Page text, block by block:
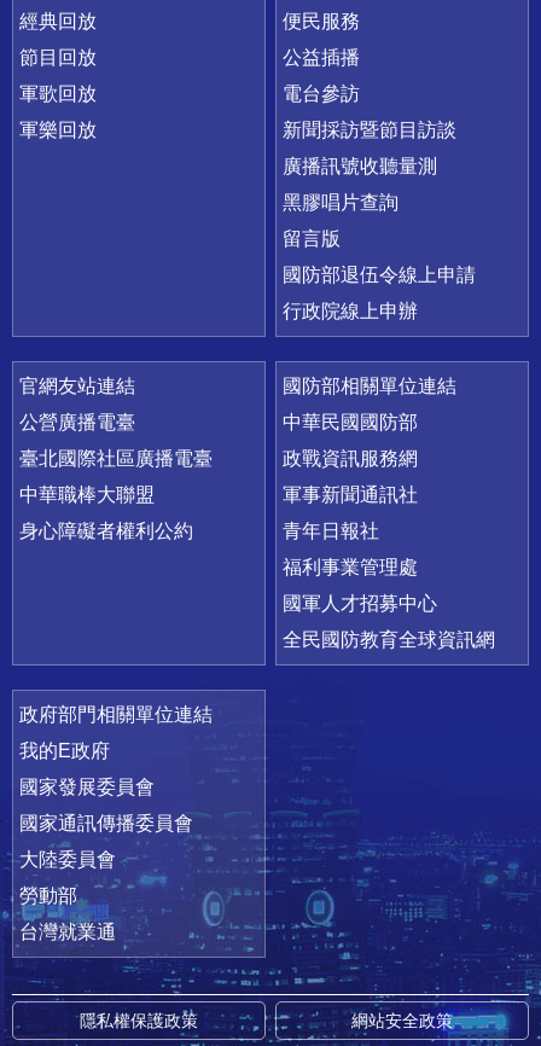
經典回放
節目回放
軍歌回放
軍樂回放
便民服務
公益插播
電台參訪
新聞採訪暨節目訪談
廣播訊號收聽量測
黑膠唱片查詢
留言版
國防部退伍令線上申請
行政院線上申辦
官網友站連結
公營廣播電臺
臺北國際社區廣播電臺
中華職棒大聯盟
身心障礙者權利公約
國防部相關單位連結
中華民國國防部
政戰資訊服務網
軍事新聞通訊社
青年日報社
福利事業管理處
國軍人才招募中心
全民國防教育全球資訊網
政府部門相關單位連結
我的E政府
國家發展委員會
國家通訊傳播委員會
大陸委員會
勞動部
台灣就業通
隱私權保護政策 網站安全政策